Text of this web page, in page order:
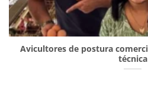
Avicultores de postura
técnica